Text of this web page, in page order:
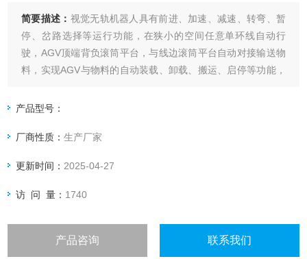
简要描述： 视觉无轨机器人具有前进、加速、减速、转弯、暂
停、岔路选择等运行功能，在狭小的空间任意单环线自动行
驶，AGV顶端背负滚筒平台，与线边滚筒平台自动对接输送物
料，实现AGV与物料的自动装载、卸载、搬运、启停等功能，
产品型号：
厂商性质：生产厂家
更新时间： 2025-04-27
访 问 量： 1740
产品咨询 联系我们